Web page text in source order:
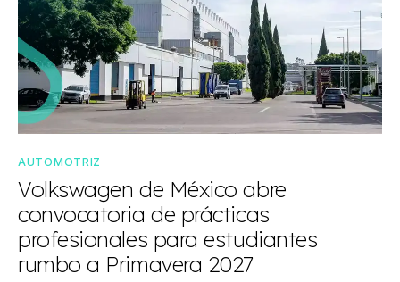
AUTOMOTRIZ
Volkswagen de México abre
convocatoria de prácticas
profesionales para estudiantes
rumbo a Primavera 2027